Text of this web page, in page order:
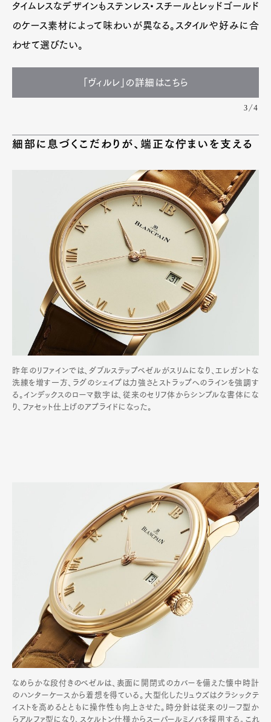
タイムレスなデザインもステンレス・スチールとレッドゴールド
のケース素材によって味わいが異なる。スタイルや好みに合
わせて選びたい。
「ヴィルレ」の詳細はこちら
3/4
細部に息づくこだわりが、端正な佇まいを支える
昨年のリファインでは、ダブルステップベゼルがスリムになり、エレガントな
洗練を増す一方、ラグのシェイプは力強さとストラップへのラインを強調す
る。インデックスのローマ数字は、従来のセリフ体からシンプルな書体にな
り、ファセット仕上げのアプライドになった。
なめらかな段付きのベゼルは、表面に開閉式のカバーを備えた懐中時計
のハンターケースから着想を得ている。大型化したリュウズはクラシックテ
イストを高めるとともに操作性も向上させた。時分針は従来のリーフ型か
らアルファ型になり､スケルトン仕様からスーパールミノバを採用する｡これ